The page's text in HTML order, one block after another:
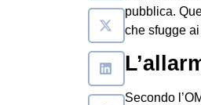
pubblica.
che sfugge
Secondo